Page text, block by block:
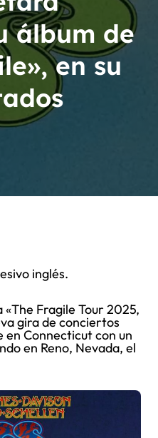
álbum de
en su
inglés.
Fragile Tour 2025,
gira de conciertos
en Connecticut con un
en Reno, Nevada, el